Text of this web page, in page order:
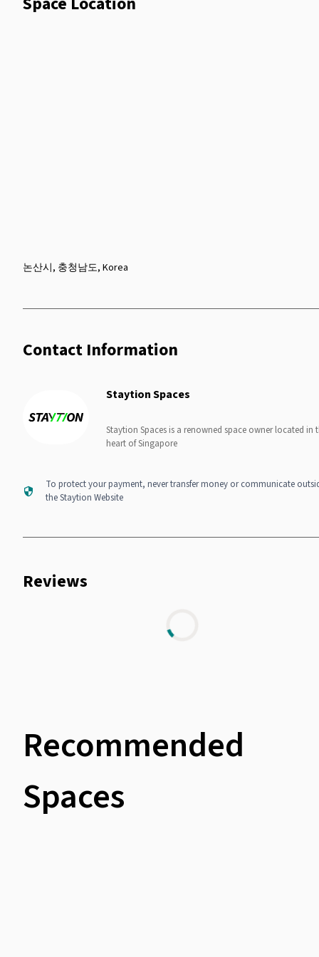
논산시, 충청남도, Korea
Contact Information
Staytion Spaces
Staytion Spaces is a renowned space owner located in
heart of Singapore
To protect your payment, never transfer money or communicate
the Staytion Website
Reviews
Recommended
Spaces